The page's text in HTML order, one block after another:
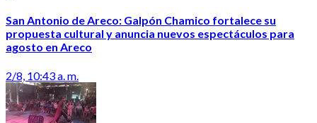
San Antonio de Areco: Galpón Chamico fortalece su
propuesta cultural y anuncia nuevos espectáculos para
agosto en Areco
2/8, 10:43 a. m.